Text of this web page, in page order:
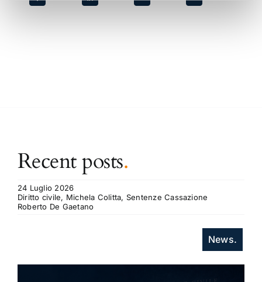
Recent posts.
24 Luglio 2026
Diritto civile, Michela Colitta, Sentenze Cassazione
Roberto De Gaetano
News.